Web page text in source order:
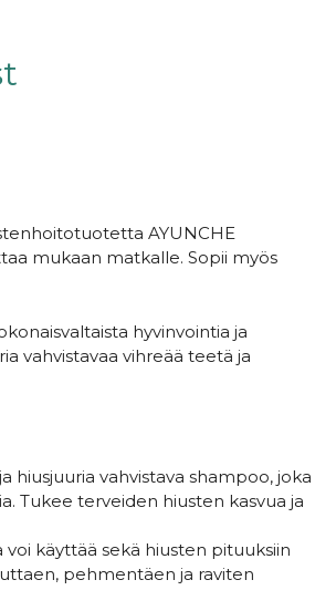
AYUNCHE
mukaan matkalle. Sopii myös
hyvinvointia ja
vahvistavaa vihreää teetä ja
hiusjuuria vahvistava shampoo, joka
Tukee terveiden hiusten kasvua ja
voi käyttää sekä hiusten pituuksiin
pehmentäen ja raviten